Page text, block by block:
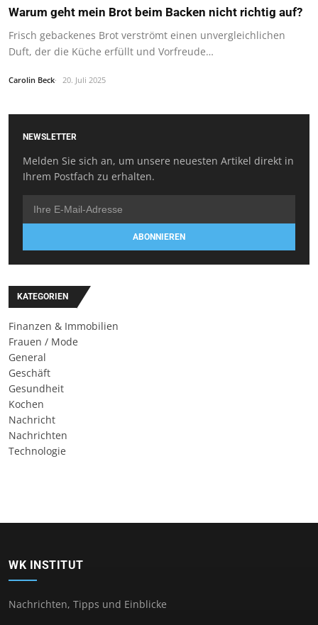
Warum geht mein Brot beim Backen nicht richtig auf?
Frisch gebackenes Brot verströmt einen unvergleichlichen
Duft, der die Küche erfüllt und Vorfreude…
Carolin Beck 20. Juli 2025
NEWSLETTER
Melden Sie sich an, um unsere neuesten Artikel direkt in
Ihrem Postfach zu erhalten.
ABONNIEREN
KATEGORIEN
Finanzen & Immobilien
Frauen / Mode
General
Geschäft
Gesundheit
Kochen
Nachricht
Nachrichten
Technologie
WK INSTITUT
Nachrichten, Tipps und Einblicke